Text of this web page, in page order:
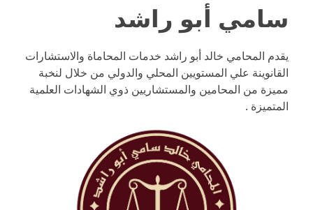
سامي أبو راشد
يقدم المحامي خالد أبو راشد خدمات المحاماة والاستشارات
القانوينة علي المستويين المحلي والدولي من خلال لنخبة
مميزة من المحامين والمستشاريين ذوي الشهادات العلمية
المتميزة .